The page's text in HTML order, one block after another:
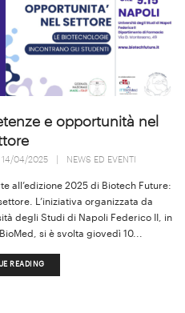
e opportunità nel
14/04/2025 NEWS ED EVENTI
all’edizione 2025 di Biotech Future:
L’iniziativa organizzata da
degli Studi di Napoli Federico II, in
si è svolta giovedì 10...
READING